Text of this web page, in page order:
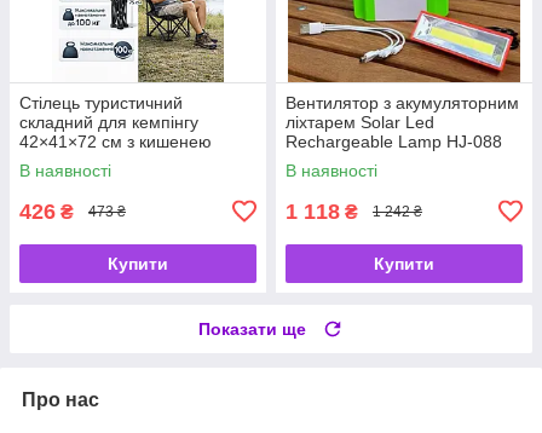
Стілець туристичний
складний для кемпінгу
42×41×72 см з кишенею
В наявності
426 ₴ 473 ₴
Купити
Вентилятор з акумуляторним
ліхтарем Solar Led
Rechargeable Lamp HJ-088
USB сонячна батарея
Зелений
В наявності
1 118 ₴ 1 242 ₴
Купити
Показати ще
Про нас